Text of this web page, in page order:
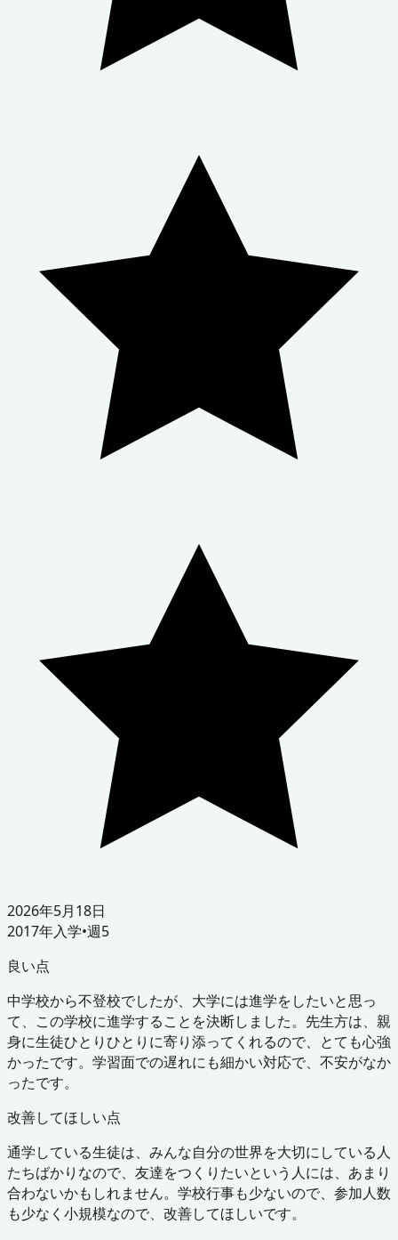
2026年5月18日
2017年入学•週5
良い点
中学校から不登校でしたが、大学には進学をしたいと思っ
て、この学校に進学することを決断しました。先生方は、親
身に生徒ひとりひとりに寄り添ってくれるので、とても心強
かったです。学習面での遅れにも細かい対応で、不安がなか
ったです。
改善してほしい点
通学している生徒は、みんな自分の世界を大切にしている人
たちばかりなので、友達をつくりたいという人には、あまり
合わないかもしれません。学校行事も少ないので、参加人数
も少なく小規模なので、改善してほしいです。